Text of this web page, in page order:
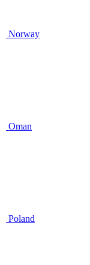
Norway
Oman
Poland